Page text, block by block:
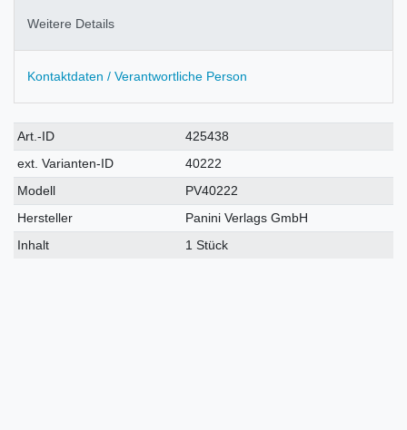
Weitere Details
Kontaktdaten / Verantwortliche Person
Technisches
Merkmal
Wert
Art.-ID
425438
ext. Varianten-ID
40222
Modell
PV40222
Hersteller
Panini Verlags GmbH
Inhalt
1 Stück